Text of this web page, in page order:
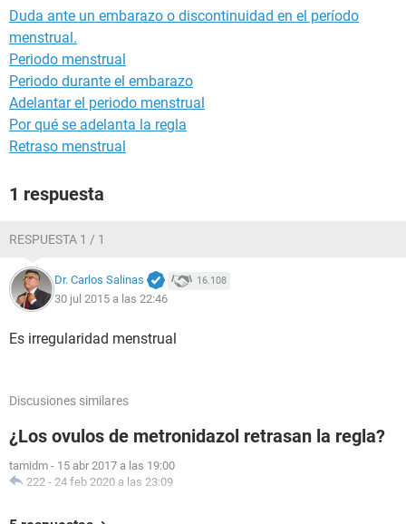
Duda ante un embarazo o discontinuidad en el período
menstrual.
Periodo menstrual
Periodo durante el embarazo
Adelantar el periodo menstrual
Por qué se adelanta la regla
Retraso menstrual
1 respuesta
RESPUESTA 1 / 1
Dr. Carlos Salinas 16.108
30 jul 2015 a las 22:46
Es irregularidad menstrual
Discusiones similares
¿Los ovulos de metronidazol retrasan la regla?
tamidm - 15 abr 2017 a las 19:00
222 - 24 feb 2020 a las 23:09